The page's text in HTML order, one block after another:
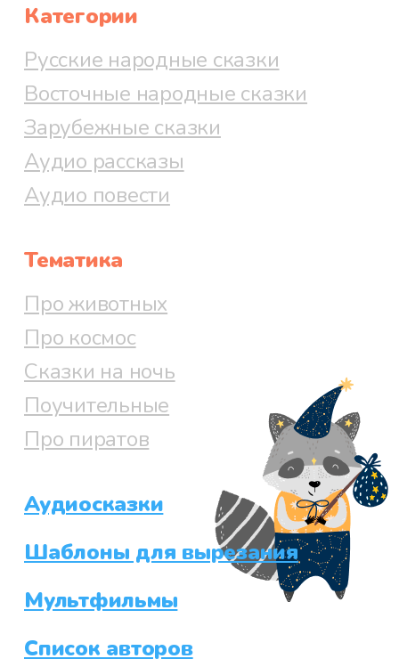
Категории
Русские народные сказки
Восточные народные сказки
Зарубежные сказки
Аудио рассказы
Аудио повести
Тематика
Про животных
Про космос
Сказки на ночь
Поучительные
Про пиратов
Аудиосказки
Шаблоны для вырезания
Мультфильмы
Список авторов